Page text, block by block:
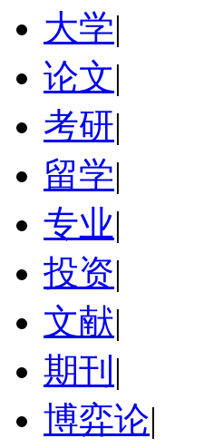
大学|
论文|
考研|
留学|
专业|
投资|
文献|
期刊 |
博弈论|